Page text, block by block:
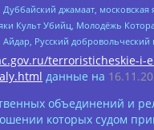
джамаат, московская
Культ Убийц, Молодёжь
Русский добровольческий
terroristicheskie-i-
данные на
объединений и
которых судом